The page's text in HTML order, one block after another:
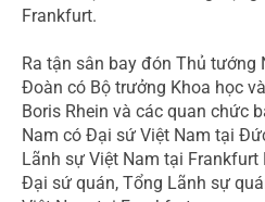
Frankfurt.
Ra tận sân bay đón Thủ tướng
Đoàn có Bộ trưởng Khoa học
Boris Rhein và các quan chức
Nam có Đại sứ Việt Nam tại
Lãnh sự Việt Nam tại Frankfurt
Đại sứ quán, Tổng Lãnh sự